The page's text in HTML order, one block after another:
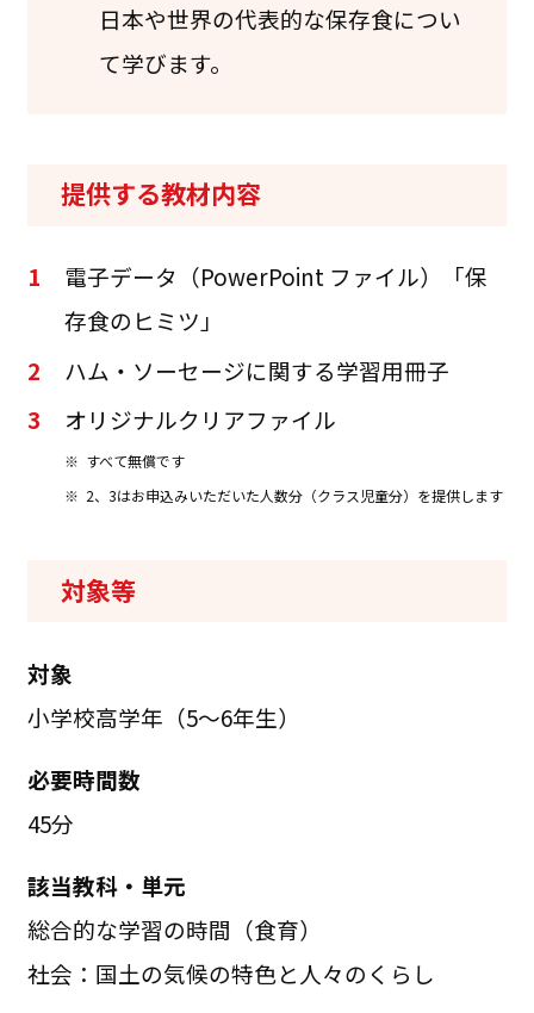
日本や世界の代表的な保存食につい
て学びます。
提供する教材内容
1
電子データ（PowerPoint ファイル）「保
存食のヒミツ」
2
ハム・ソーセージに関する学習用冊子
3
オリジナルクリアファイル
※ すべて無償です
※ 2、3はお申込みいただいた人数分（クラス児童分）を提供します
対象等
対象
小学校高学年（5～6年生）
必要時間数
45分
該当教科・単元
総合的な学習の時間（食育）
社会：国土の気候の特色と人々のくらし